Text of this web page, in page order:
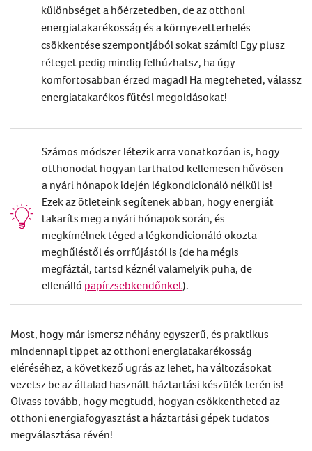
különbséget a hőérzetedben, de az otthoni
energiatakarékosság és a környezetterhelés
csökkentése szempontjából sokat számít! Egy plusz
réteget pedig mindig felhúzhatsz, ha úgy
komfortosabban érzed magad! Ha megteheted, válassz
energiatakarékos fűtési megoldásokat!
Számos módszer létezik arra vonatkozóan is, hogy
otthonodat hogyan tarthatod kellemesen hűvösen
a nyári hónapok idején légkondicionáló nélkül is!
Ezek az ötleteink segítenek abban, hogy energiát
takaríts meg a nyári hónapok során, és
megkímélnek téged a légkondicionáló okozta
meghűléstől és orrfújástól is (de ha mégis
megfáztál, tartsd kéznél valamelyik puha, de
ellenálló papírzsebkendőnket).
Most, hogy már ismersz néhány egyszerű, és praktikus
mindennapi tippet az otthoni energiatakarékosság
eléréséhez, a következő ugrás az lehet, ha változásokat
vezetsz be az általad használt háztartási készülék terén is!
Olvass tovább, hogy megtudd, hogyan csökkentheted az
otthoni energiafogyasztást a háztartási gépek tudatos
megválasztása révén!